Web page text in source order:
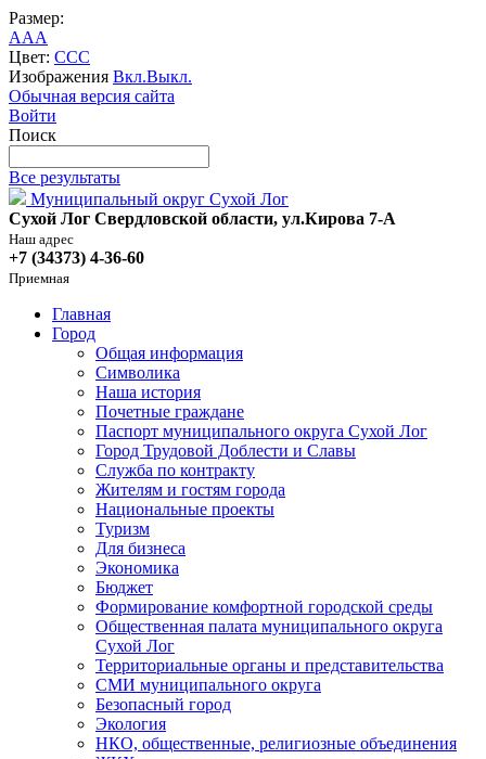
Размер:
AAA
Цвет: CCC
Изображения Вкл.Выкл.
Обычная версия сайта
Войти
Поиск
Все результаты
Муниципальный округ Сухой Лог
Сухой Лог Свердловской области, ул.Кирова 7-А
Наш адрес
+7 (34373) 4-36-60
Приемная
Главная
Город
Общая информация
Символика
Наша история
Почетные граждане
Паспорт муниципального округа Сухой Лог
Город Трудовой Доблести и Славы
Служба по контракту
Жителям и гостям города
Национальные проекты
Туризм
Для бизнеса
Экономика
Бюджет
Формирование комфортной городской среды
Общественная палата муниципального округа
Сухой Лог
Территориальные органы и представительства
СМИ муниципального округа
Безопасный город
Экология
НКО, общественные, религиозные объединения